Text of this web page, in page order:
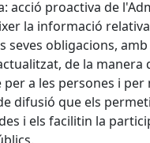
acció proactiva de
la informació
seves obligacions,
de la manera
a les persones i per
difusió que els
i els facilitin la